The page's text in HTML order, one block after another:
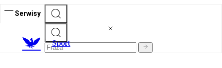
Serwisy
Sport